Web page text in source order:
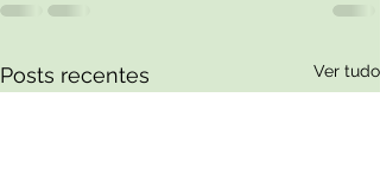
Posts recentes Ver tudo